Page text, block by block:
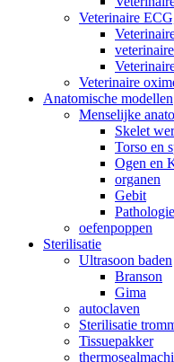
Veterinaire
Veterinaire
Anatomische modellen
Menselijke
Skelet
Torso en
Ogen en
organen
Gebit
Pathologie
oefenpoppen
Sterilisatie
Ultrasoon baden
Branson
Gima
autoclaven
Sterilisatie
Tissuepakker